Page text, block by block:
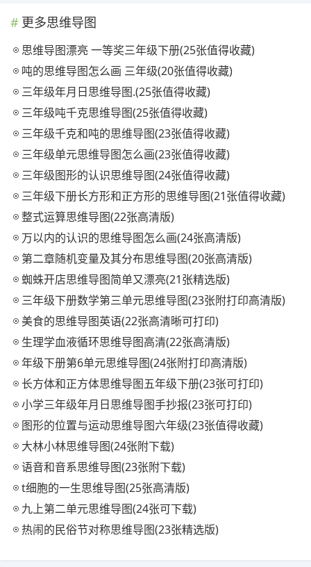
更多思维导图
思维导图漂亮 一等奖三年级下册(25张值得收藏)
吨的思维导图怎么画 三年级(20张值得收藏)
三年级年月日思维导图.(25张值得收藏)
三年级吨千克思维导图(25张值得收藏)
三年级千克和吨的思维导图(23张值得收藏)
三年级单元思维导图怎么画(23张值得收藏)
三年级图形的认识思维导图(24张值得收藏)
三年级下册长方形和正方形的思维导图(21张值得收藏)
整式运算思维导图(22张高清版)
万以内的认识的思维导图怎么画(24张高清版)
第二章随机变量及其分布思维导图(20张高清版)
蜘蛛开店思维导图简单又漂亮(21张精选版)
三年级下册数学第三单元思维导图(23张附打印高清版)
美食的思维导图英语(22张高清晰可打印)
生理学血液循环思维导图高清(22张高清版)
年级下册第6单元思维导图(24张附打印高清版)
长方体和正方体思维导图五年级下册(23张可打印)
小学三年级年月日思维导图手抄报(23张可打印)
图形的位置与运动思维导图六年级(23张值得收藏)
大林小林思维导图(24张附下载)
语音和音系思维导图(23张附下载)
t细胞的一生思维导图(25张高清版)
九上第二单元思维导图(24张可下载)
热闹的民俗节对称思维导图(23张精选版)